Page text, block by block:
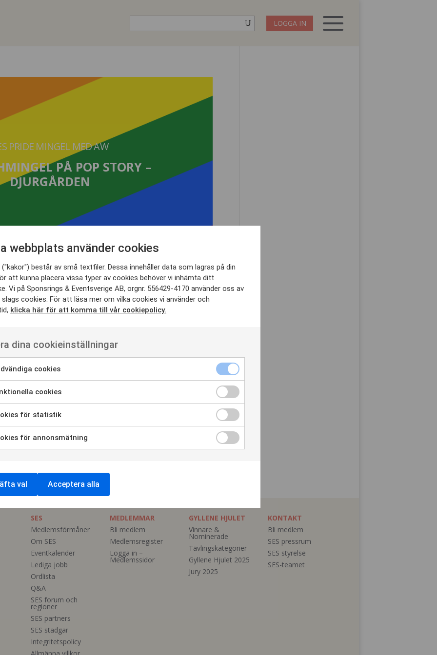
LOGGA IN
PRIDE MINGEL MED AW
PÅ POP STORY –
DJURGÅRDEN
PRIDE MINGEL MED AW
KL. 17-20 | POP STORY DJURGÅRDEN |
Venues, som förutom Hasselbacken och Cirkus
Hotel, Konsthallen och Skaldjursbaren in till
färger, detta på nyrelanserade
tilltugg –True Colours Cavabjuder på bubbel, där en
till Regnbågsfonden.
SES
Medlemsförmåner
Om SES
Eventkalender
Lediga jobb
Ordlista
Q&A
SES forum och
regioner
SES partners
SES stadgar
Integritetspolicy
MEDLEMMAR
Bli medlem
Medlemsregister
Logga in –
Medlemssidor
GYLLENE HJULET
Vinnare &
Nominerade
Tävlingskategorier
Gyllene Hjulet 2025
Jury 2025
KONTAKT
Bli medlem
SES pressrum
SES styrelse
SES-teamet
webbplats använder cookies
består av små textfiler. Dessa innehåller data som lagras på din
att kunna placera vissa typer av cookies behöver vi inhämta ditt
Vi på Sponsrings & Eventsverige AB, orgnr. 556429-4170 använder oss av
cookies. För att läsa mer om vilka cookies vi använder och
klicka här för att komma till vår cookiepolicy.
dina cookieinställningar
cookies
cookies
för statistik
för annonsmätning
val Acceptera alla